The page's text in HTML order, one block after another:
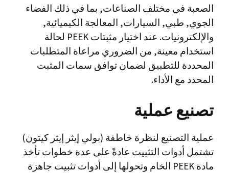
الصعبة في مختلف الصناعات, بما في ذلك الفضاء
الجوي, طبي, السيارات, المعالجة الكيميائية,
والإلكترونيات. عند اختيار مثبتات PEEK لحالة
استخدام معينة, من الضروري مراعاة المتطلبات
المحددة للتطبيق لضمان توافق سمات المثبت
المحدد مع الأداء.
تصنيع عملية
عملية التصنيع لنظرة خاطفة (بولي إيثر إيثر كيتون)
تشتمل أدوات التثبيت عادةً على عدة خطوات تأخذ
مادة PEEK الخام وتحولها إلى أدوات تثبيت جاهزة